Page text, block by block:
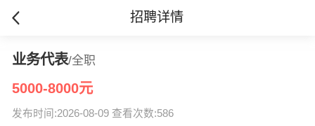
招聘详情
业务代表/全职
5000-8000元
发布时间:2026-08-09 查看次数:586